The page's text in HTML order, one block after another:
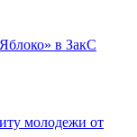
в ЗакС
молодежи от